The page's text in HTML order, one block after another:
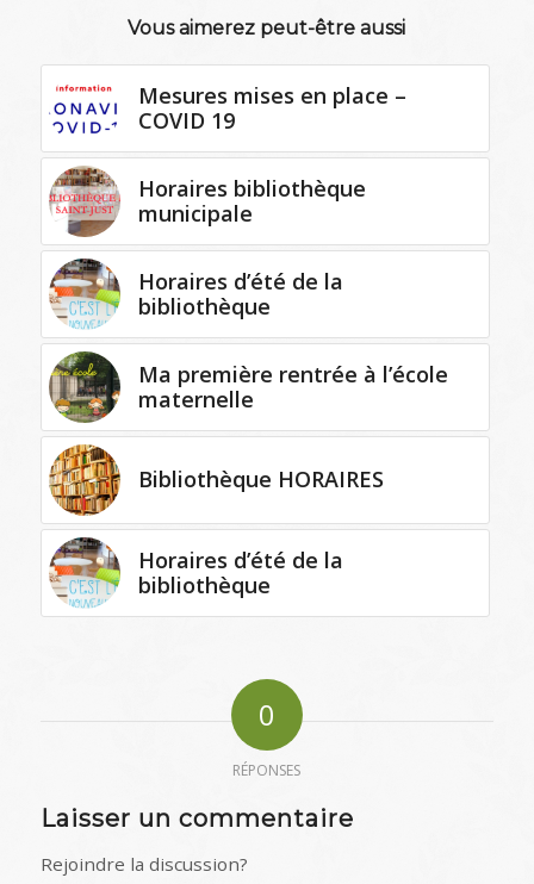
Vous aimerez peut-être aussi
Mesures mises en place –
COVID 19
Horaires bibliothèque
municipale
Horaires d’été de la
bibliothèque
Ma première rentrée à l’école
maternelle
Bibliothèque HORAIRES
Horaires d’été de la
bibliothèque
0
RÉPONSES
Laisser un commentaire
Rejoindre la discussion?